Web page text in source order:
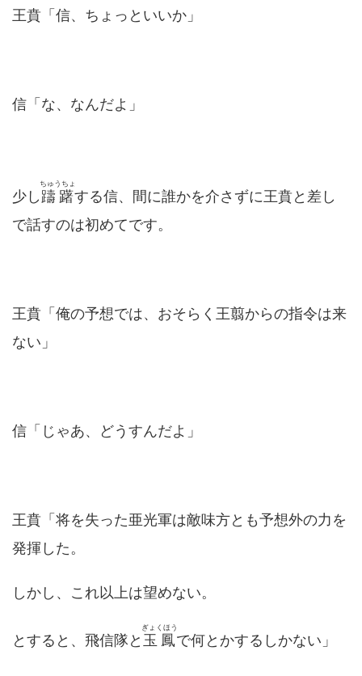
王賁「信、ちょっといいか」
信「な、なんだよ」
少し躊躇
ちゅうちょ
する信、間に誰かを介さずに王賁と差し
で話すのは初めてです。
王賁「俺の予想では、おそらく王翦からの指令は来
ない」
信「じゃあ、どうすんだよ」
王賁「将を失った亜光軍は敵味方とも予想外の力を
発揮した。
しかし、これ以上は望めない。
とすると、飛信隊と 玉鳳
ぎょくほう
で何とかするしかない」